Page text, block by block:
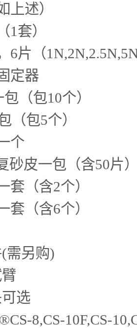
上述）
1套）
6片（
定器
（包10个）
（包5个）
个
砂皮一包（含50片
套（含2个）
套（含6个）
另购)
选
8,CS-10F,CS-